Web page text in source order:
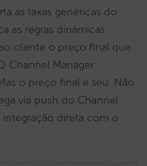
as taxas genéricas do
as regras dinâmicas
cliente o preço final que
Channel Manager
o preço final é seu. Não
via push do Channel
direta com o